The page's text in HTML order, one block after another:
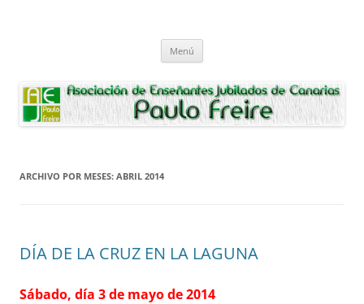
Paulo Freire
Menú
ARCHIVO POR MESES: ABRIL 2014
DÍA DE LA CRUZ EN LA LAGUNA
Sábado, día 3 de mayo de 2014